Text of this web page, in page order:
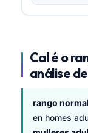
Cal é o
análise
rango
en homes